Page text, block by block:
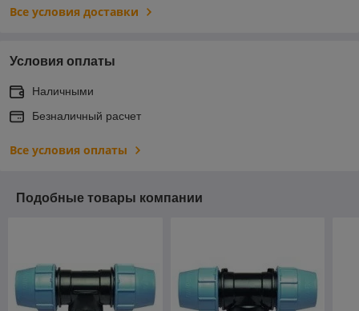
Все условия доставки
Условия оплаты
Наличными
Безналичный расчет
Все условия оплаты
Подобные товары компании